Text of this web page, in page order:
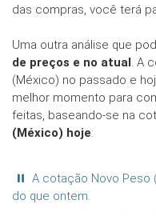
das compras, você terá
Uma outra análise que
de preços e no atual. A
(México) no passado e
melhor momento para
feitas, baseando-se na
(México) hoje:
A cotação Novo Peso
do que ontem.